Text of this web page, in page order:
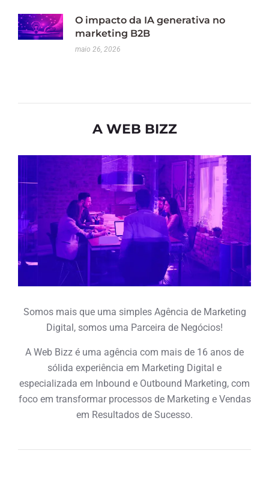
O impacto da IA generativa no
marketing B2B
maio 26, 2026
A WEB BIZZ
Somos mais que uma simples Agência de Marketing
Digital, somos uma Parceira de Negócios!
A Web Bizz é uma agência com mais de 16 anos de
sólida experiência em Marketing Digital e
especializada em Inbound e Outbound Marketing, com
foco em transformar processos de Marketing e Vendas
em Resultados de Sucesso.